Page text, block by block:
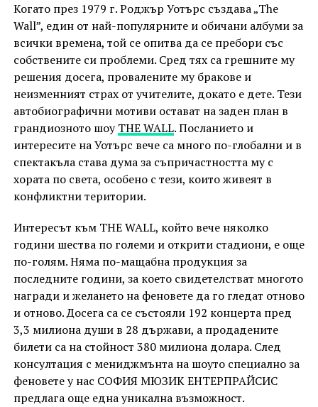
Когато през 1979 г. Роджър Уотърс създава „The
Wall”, един от най-популярните и обичани албуми за
всички времена, той се опитва да се пребори със
собствените си проблеми. Сред тях са грешните му
решения досега, провалените му бракове и
неизменният страх от учителите, докато е дете. Тези
автобиографични мотиви остават на заден план в
грандиозното шоуTHE WALL. Посланието и
интересите на Уотърс вече са много по-глобални и в
спектакъла става дума за съпричастността му с
хората по света, особено с тези, които живеят в
конфликтни територии.
Интересът към THE WALL, който вече няколко
години шества по големи и открити стадиони, е още
по-голям. Няма по-мащабна продукция за
последните години, за което свидетелстват многото
награди и желането на феновете да го гледат отново
и отново. Досега са се състояли 192 концерта пред
3,3 милиона души в 28 държави, а продадените
билети са на стойност 380 милиона долара. След
консултация с мениджмънта на шоуто специално за
феновете у нас СОФИЯ МЮЗИК ЕНТЕРПРАЙСИС
предлага още една уникална възможност.